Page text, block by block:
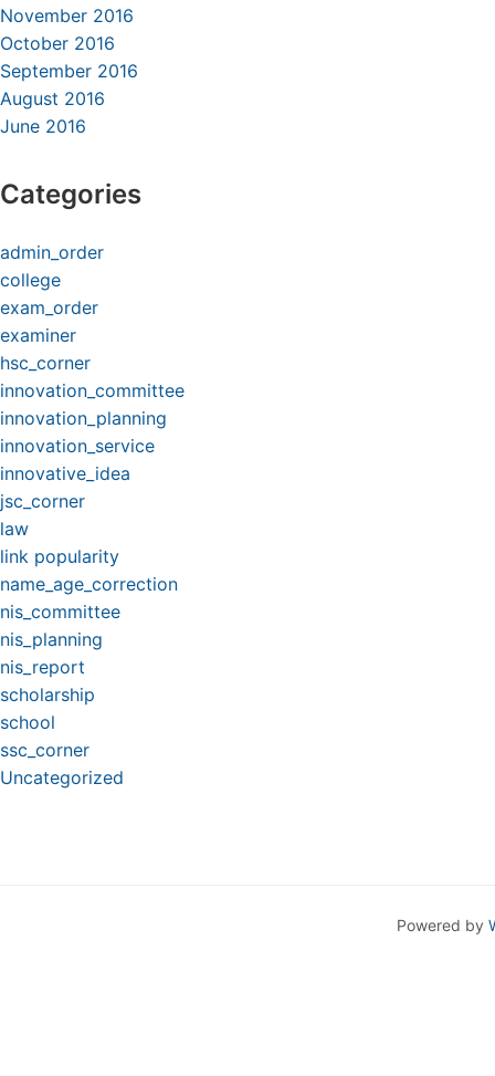
November 2016
October 2016
September 2016
August 2016
June 2016
Categories
admin_order
college
exam_order
examiner
hsc_corner
innovation_committee
innovation_planning
innovation_service
innovative_idea
jsc_corner
law
link popularity
name_age_correction
nis_committee
nis_planning
nis_report
scholarship
school
ssc_corner
Uncategorized
Powered by